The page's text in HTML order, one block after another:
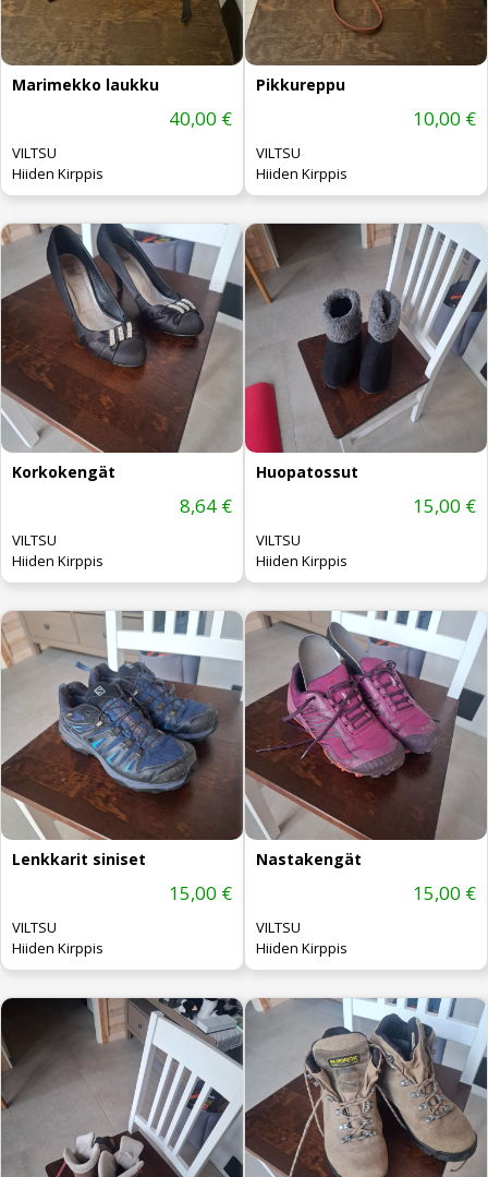
Marimekko laukku
40,00 €
VILTSU
Hiiden Kirppis
Pikkureppu
10,00 €
VILTSU
Hiiden Kirppis
Korkokengät
8,64 €
VILTSU
Hiiden Kirppis
Huopatossut
15,00 €
VILTSU
Hiiden Kirppis
Lenkkarit siniset
15,00 €
VILTSU
Hiiden Kirppis
Nastakengät
15,00 €
VILTSU
Hiiden Kirppis